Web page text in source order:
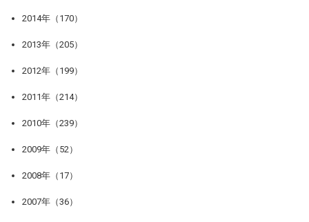
2014年（170）
2013年（205）
2012年（199）
2011年（214）
2010年（239）
2009年（52）
2008年（17）
2007年（36）